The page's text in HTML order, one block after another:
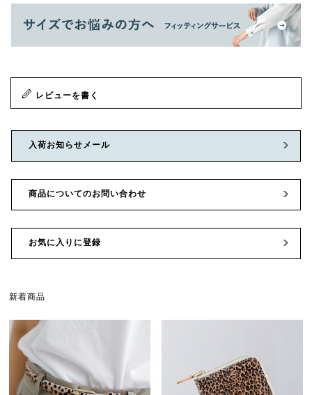
レビューを書く
入荷お知らせメール
商品についてのお問い合わせ
お気に入りに登録
新着商品